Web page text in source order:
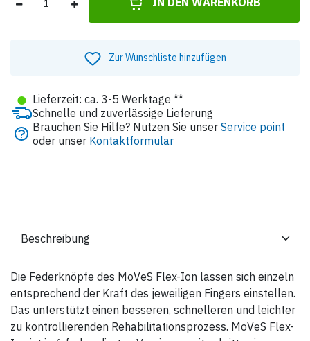
Zur Wunschliste hinzufügen
● Lieferzeit: ca. 3-5 Werktage **
Schnelle und zuverlässige Lieferung
Brauchen Sie Hilfe? Nutzen Sie unser Service point
oder unser Kontaktformular
Die Federknöpfe des MoVeS Flex-Ion lassen sich einzeln
entsprechend der Kraft des jeweiligen Fingers einstellen.
Das unterstützt einen besseren, schnelleren und leichter
zu kontrollierenden Rehabilitationsprozess. MoVeS Flex-